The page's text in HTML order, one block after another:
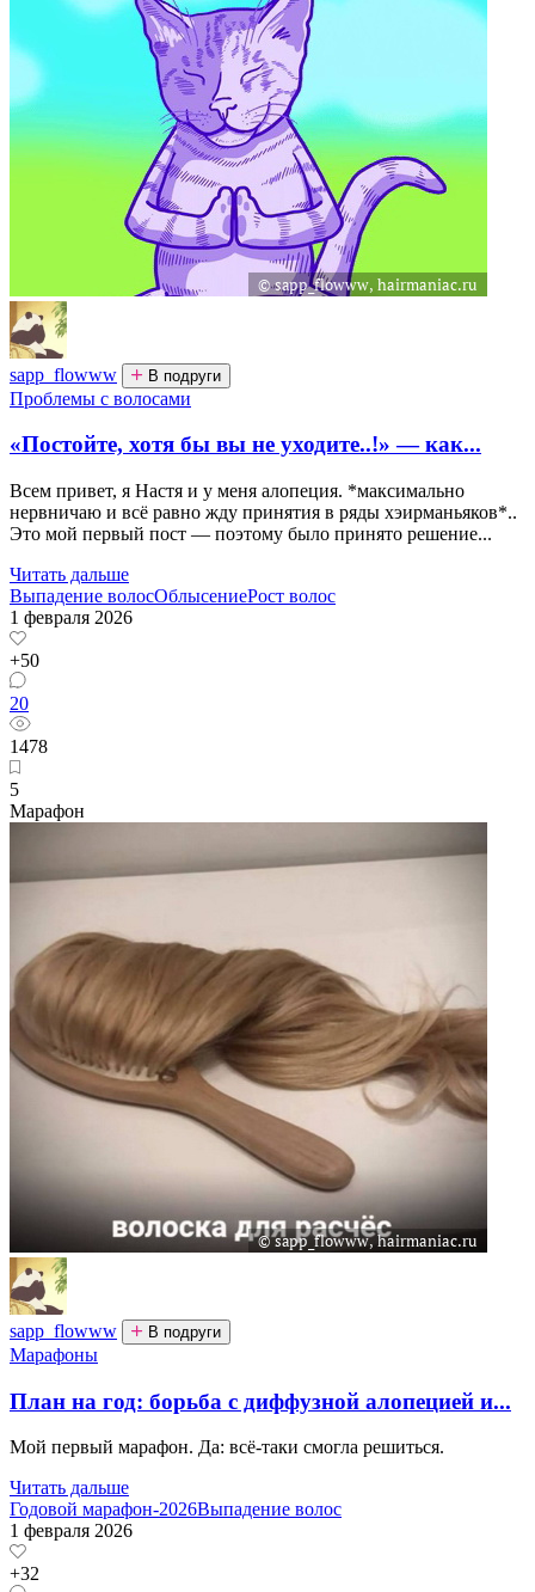
sapp_flowww В подруги
Проблемы с волосами
«Постойте, хотя бы вы не уходите..!» — как...
Всем привет, я Настя и у меня алопеция. *максимально
нервничаю и всё равно жду принятия в ряды хэирманьяков*..
Это мой первый пост — поэтому было принято решение...
Читать дальше
Выпадение волосОблысениеРост волос
1 февраля 2026
+50
20
1478
5
Марафон
sapp_flowww В подруги
Марафоны
План на год: борьба с диффузной алопецией и...
Мой первый марафон. Да: всё-таки смогла решиться.
Читать дальше
Годовой марафон-2026Выпадение волос
1 февраля 2026
+32